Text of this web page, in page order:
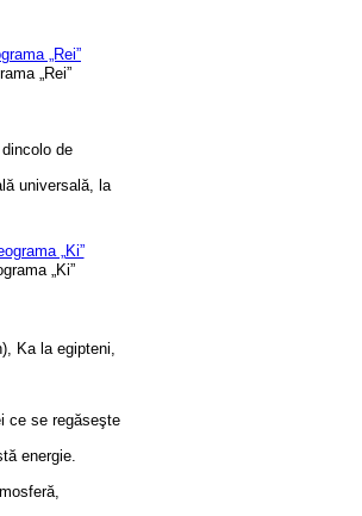
„Rei”
de
universală, la
„Ki”
Ka la egipteni,
ce se regăseşte
energie.